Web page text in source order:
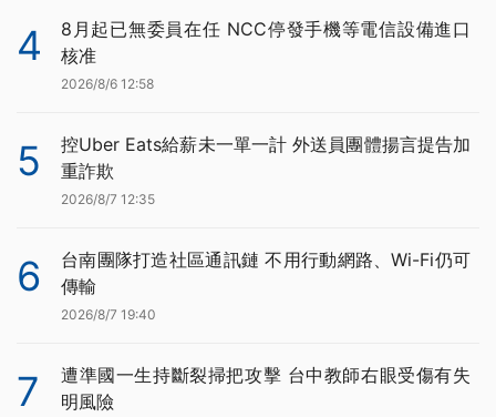
4
8月起已無委員在任 NCC停發手機等電信設備進口
核准
2026/8/6 12:58
5
控Uber Eats給薪未一單一計 外送員團體揚言提告加
重詐欺
2026/8/7 12:35
6
台南團隊打造社區通訊鏈 不用行動網路、Wi-Fi仍可
傳輸
2026/8/7 19:40
7
遭準國一生持斷裂掃把攻擊 台中教師右眼受傷有失
明風險